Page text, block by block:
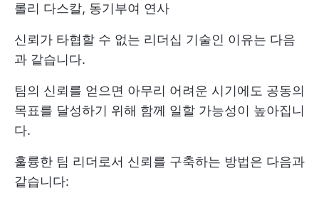
롤리 다스칼, 동기부여 연사
신뢰가 타협할 수 없는 리더십 기술인 이유는 다음
과 같습니다.
팀의 신뢰를 얻으면 아무리 어려운 시기에도 공동의
목표를 달성하기 위해 함께 일할 가능성이 높아집니
다.
훌륭한 팀 리더로서 신뢰를 구축하는 방법은 다음과
같습니다: